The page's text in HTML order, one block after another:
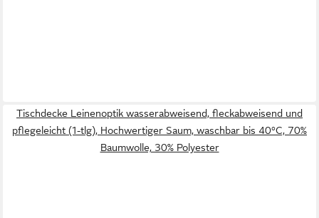
Tischdecke Leinenoptik wasserabweisend, fleckabweisend und
pflegeleicht (1-tlg), Hochwertiger Saum, waschbar bis 40°C, 70%
Baumwolle, 30% Polyester